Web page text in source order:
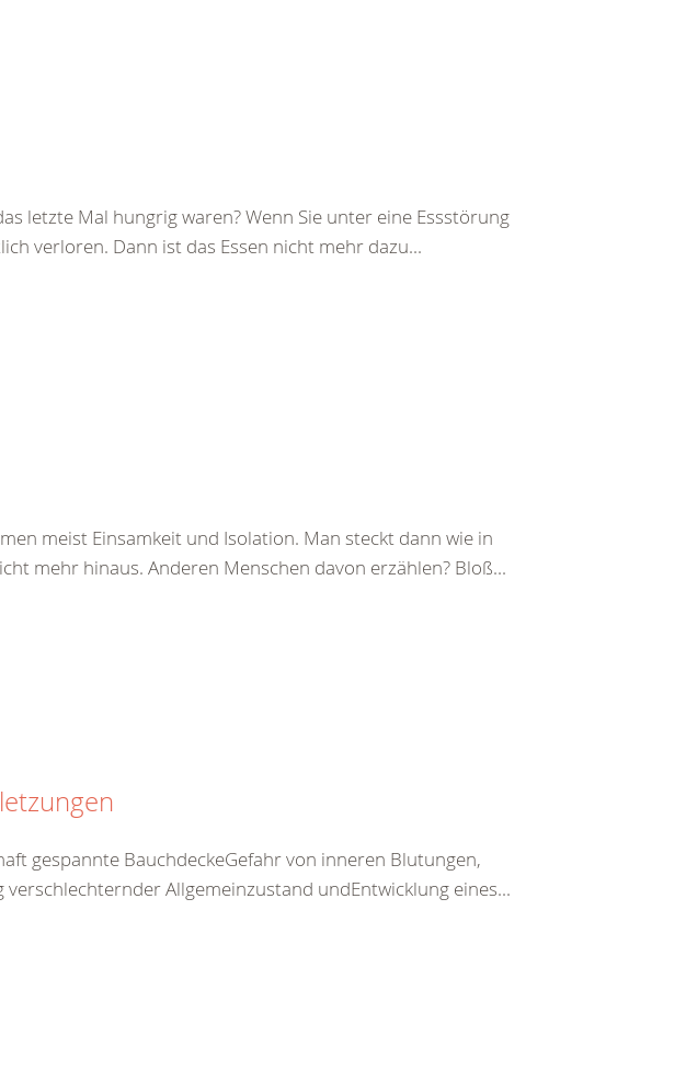
letzte Mal hungrig waren? Wenn Sie unter eine Essstörung
verloren. Dann ist das Essen nicht mehr dazu...
meist Einsamkeit und Isolation. Man steckt dann wie in
mehr hinaus. Anderen Menschen davon erzählen? Bloß...
gespannte BauchdeckeGefahr von inneren Blutungen,
Allgemeinzustand undEntwicklung eines...